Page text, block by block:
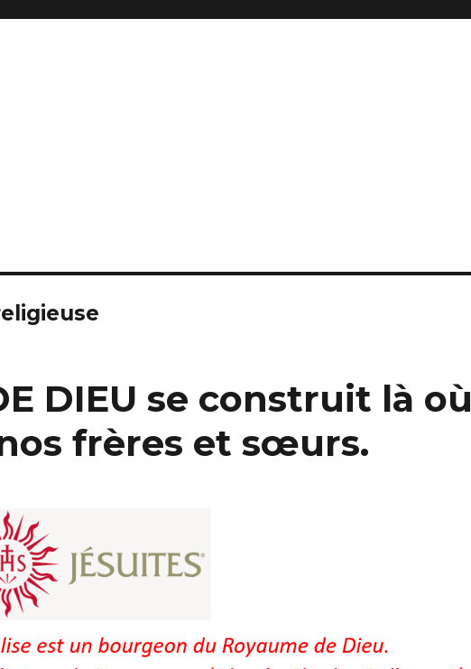
DIEU se construit là où
frères et sœurs.